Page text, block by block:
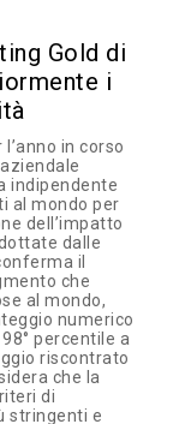
Gold di
i
in corso
indipendente
al mondo per
dell’impatto
dalle
il
che
al mondo,
numerico
percentile a
riscontrato
che la
di
stringenti e